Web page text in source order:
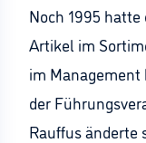
Noch 1995
Artikel im
im Management
der
Rauffus änderte